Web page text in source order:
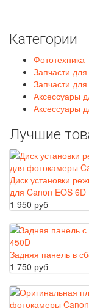
Категории
Фототехника
Запчасти
Запчасти
Аксессуары
Аксессуары
Лучшие
Диск установки
для Canon EOS 6D
1 950 руб
Задняя панель в
1 750 руб